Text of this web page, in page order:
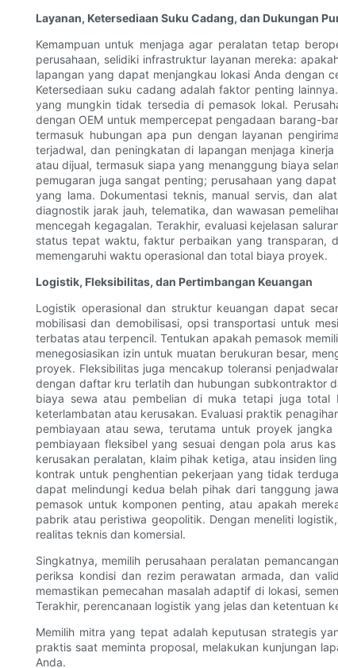
Layanan, Ketersediaan Suku Cadang, dan Dukungan
Kemampuan untuk menjaga agar peralatan tetap
perusahaan, selidiki infrastruktur layanan mereka:
lapangan yang dapat menjangkau lokasi Anda dengan
Ketersediaan suku cadang adalah faktor penting
yang mungkin tidak tersedia di pemasok lokal.
dengan OEM untuk mempercepat pengadaan barang-
termasuk hubungan apa pun dengan layanan
terjadwal, dan peningkatan di lapangan menjaga
atau dijual, termasuk siapa yang menanggung biaya
pemugaran juga sangat penting; perusahaan yang
yang lama. Dokumentasi teknis, manual servis, dan
diagnostik jarak jauh, telematika, dan wawasan
mencegah kegagalan. Terakhir, evaluasi kejelasan
status tepat waktu, faktur perbaikan yang transparan,
memengaruhi waktu operasional dan total biaya proyek.
Logistik, Fleksibilitas, dan Pertimbangan Keuangan
Logistik operasional dan struktur keuangan dapat
mobilisasi dan demobilisasi, opsi transportasi untuk
terbatas atau terpencil. Tentukan apakah pemasok
menegosiasikan izin untuk muatan berukuran besar,
proyek. Fleksibilitas juga mencakup toleransi
dengan daftar kru terlatih dan hubungan subkontraktor
biaya sewa atau pembelian di muka tetapi juga total
keterlambatan atau kerusakan. Evaluasi praktik
pembiayaan atau sewa, terutama untuk proyek
pembiayaan fleksibel yang sesuai dengan pola arus
kerusakan peralatan, klaim pihak ketiga, atau insiden
kontrak untuk penghentian pekerjaan yang tidak
dapat melindungi kedua belah pihak dari tanggung
pemasok untuk komponen penting, atau apakah
pabrik atau peristiwa geopolitik. Dengan meneliti
realitas teknis dan komersial.
Singkatnya, memilih perusahaan peralatan
periksa kondisi dan rezim perawatan armada, dan
memastikan pemecahan masalah adaptif di lokasi,
Terakhir, perencanaan logistik yang jelas dan ketentuan
Memilih mitra yang tepat adalah keputusan strategis
praktis saat meminta proposal, melakukan kunjungan
Anda.